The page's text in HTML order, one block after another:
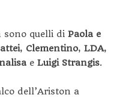
sono quelli di Paola e
, Clementino, LDA,
e Luigi Strangis.
dell’Ariston a